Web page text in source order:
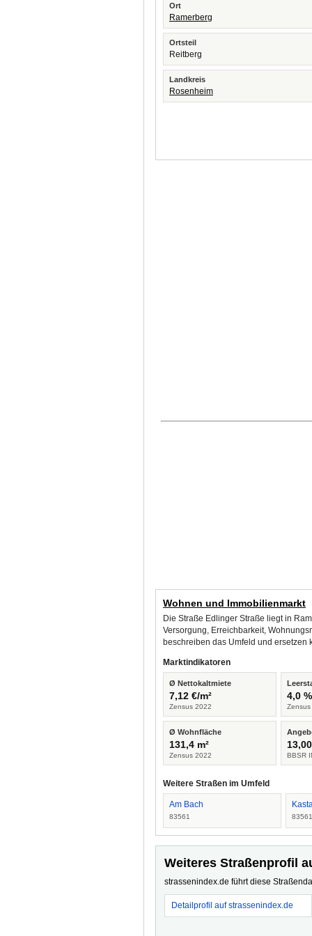
Ort
Ramerberg
Ortsteil
Reitberg
Landkreis
Rosenheim
Wohnen und Immobilienmarkt
Die Straße Edlinger Straße liegt in
Versorgung, Erreichbarkeit,
beschreiben das Umfeld und ersetzen
Marktindikatoren
Ø Nettokaltmiete
7,12 €/m²
Zensus 2022
4,0 %
Ø Wohnfläche
131,4 m²
Zensus 2022 BBSR
Weitere Straßen im Umfeld
Am Bach
83561
Weiteres Straßenprofil
strassenindex.de führt diese
Detailprofil auf strassenindex.de